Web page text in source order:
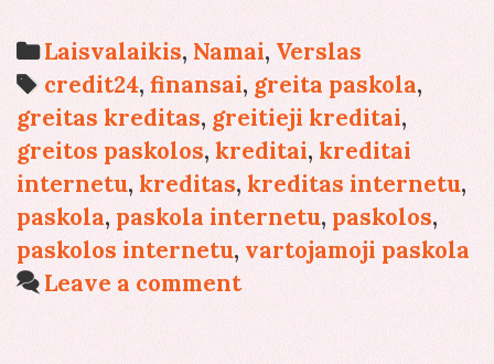
greitieji
kreditai?
Categories
Laisvalaikis, Namai, Verslas
Tags
credit24,finansai, greita paskola,
greitas kreditas, greitieji kreditai,
greitos paskolos, kreditai, kreditai
internetu, kreditas, kreditas internetu,
paskola, paskola internetu, paskolos,
paskolos internetu, vartojamoji paskola
Leave a comment